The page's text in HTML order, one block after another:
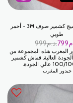
100/100 نسيج كشمير صوف 3M - أحمر
طوبي
999 د.م.799
المغرب هذه المجموعة من
العالية. قماش كشمير
جبدور المغرب